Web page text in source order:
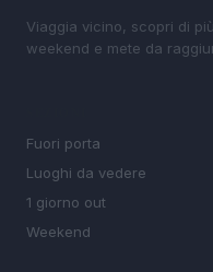
Viaggia vicino, scopri di
weekend e mete da
Fuori porta
Luoghi da vedere
1 giorno out
Weekend